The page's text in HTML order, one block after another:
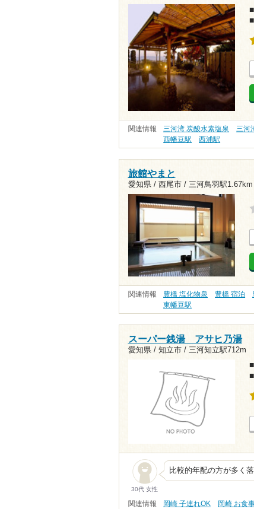
関連情報 三河湾 炭酸水素塩泉 三河
西幡豆駅
西浦駅
旅館やまと
愛知県 / 西尾市 / 三河鳥羽駅1.67km
関連情報 豊橋 塩化物泉 豊橋 宿泊
東幡豆駅
スーパー銭湯 アサヒ乃湯
愛知県 / 知立市 / 三河知立駅712m
30代 女性
比較的年配の方が多く
関連情報 岡崎 子連れOK 岡崎 お食